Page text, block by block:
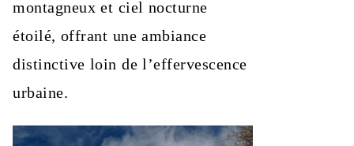
montagneux et ciel nocturne
étoilé, offrant une ambiance
distinctive loin de l’effervescence
urbaine.